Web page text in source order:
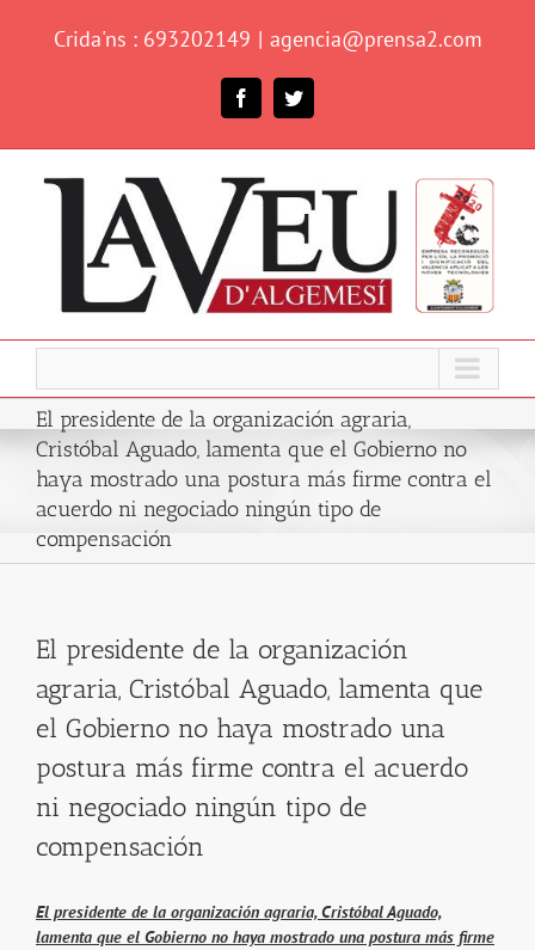
Crida'ns : 693202149 | agencia@prensa2.com
FacebookTwitter
El presidente de la organización agraria,
Cristóbal Aguado, lamenta que el Gobierno no
haya mostrado una postura más firme contra el
acuerdo ni negociado ningún tipo de
compensación
El presidente de la organización
agraria, Cristóbal Aguado, lamenta que
el Gobierno no haya mostrado una
postura más firme contra el acuerdo
ni negociado ningún tipo de
compensación
El presidente de la organización agraria, Cristóbal Aguado,
lamenta que el Gobierno no haya mostrado una postura más firme